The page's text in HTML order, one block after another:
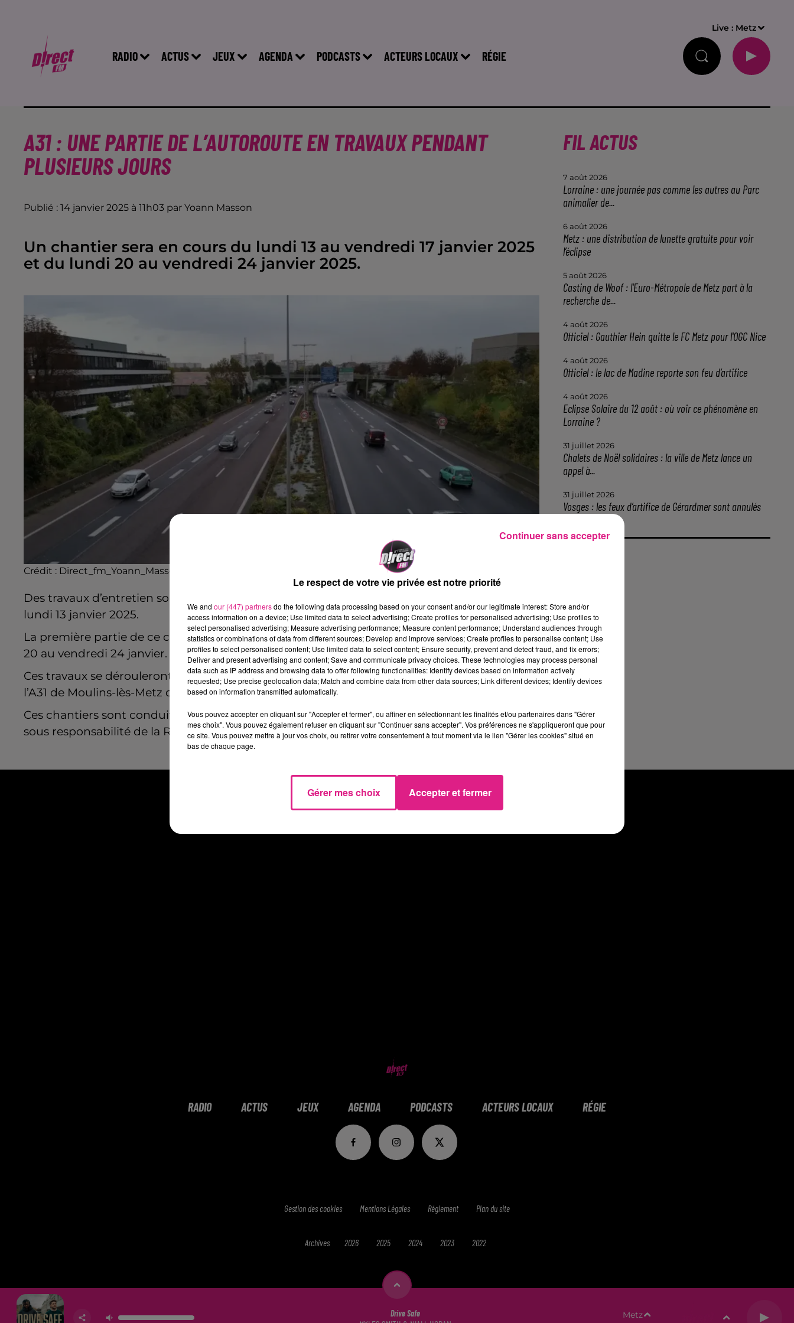
RADIO ACTUS JEUX AGENDA PODCASTS ACTEURS LOCAUX RÉGIE
Live : Metz
A31 : UNE PARTIE DE L’AUTOROUTE EN TRAVAUX PENDANT
PLUSIEURS JOURS
Publié : 14 janvier 2025 à 11h03 par Yoann Masson
Un chantier sera en cours du lundi 13 au vendredi 17 janvier 2025
et du lundi 20 au vendredi 24 janvier 2025.
Crédit : Direct_fm_Yoann_Masson
Des travaux d’entretien sont en cours sur l’A31 à la hauteur de
lundi 13 janvier 2025.
La première partie de ce chantier s’arrêtera levendredi 17 janvier, pour reprendre du lundi
20 au vendredi 24 janvier.
Ces travaux se dérouleront de jour, entre 9h et 15h, avec la fermeture de la bretelle d’accès à
l’A31 de Moulins-lès-Metz dans le sensMetz > Nancy.
Ces chantiers sont conduits par laDirection Interdépartementale des Routes Est, placée
sous responsabilité de la Région Grand Est depuis le 1er janvier 2025.
FIL ACTUS
7 août 2026
Lorraine : une journée pas comme les autres au Parc
animalier de...
6 août 2026
Metz : une distribution de lunette gratuite pour voir
l’éclipse
5 août 2026
Casting de Woof : l'Euro-Métropole de Metz part à la
recherche de...
4 août 2026
Officiel : Gauthier Hein quitte le FC Metz pour l'OGC Nice
4 août 2026
Officiel : le lac de Madine reporte son feu d’artifice
4 août 2026
Eclipse Solaire du 12 août : où voir ce phénomène en
Lorraine ?
31 juillet 2026
Chalets de Noël solidaires : la ville de Metz lance un
appel à...
31 juillet 2026
Vosges : les feux d’artifice de Gérardmer sont annulés
RADIO ACTUS JEUX AGENDA PODCASTS ACTEURS LOCAUX RÉGIE
Drive Safe Metz
Gestion des cookies Mentions Légales Réglement Plan du site
Archives 2026 2025 2024 2023 2022
Le respect de votre vie privée est notre priorité
We and our (447) partnersdo the following data processing based on your consent and/or our legitimate interest: Store and/or
access information on a device; Use limited data to select advertising; Create profiles for personalised advertising; Use profiles to
select personalised advertising; Measure advertising performance; Measure content performance; Understand audiences through
statistics or combinations of data from different sources; Develop and improve services; Create profiles to personalise content; Use
profiles to select personalised content; Use limited data to select content; Ensure security, prevent and detect fraud, and fix errors;
Deliver and present advertising and content; Save and communicate privacy choices. These technologies may process personal
data such as IP address and browsing data to offer following functionalities: Identify devices based on information actively
requested; Use precise geolocation data; Match and combine data from other data sources; Link different devices; Identify devices
based on information transmitted automatically.
Vous pouvez accepter en cliquant sur "Accepter et fermer", ou affiner en sélectionnant les finalités et/ou partenaires dans "Gérer
mes choix". Vous pouvez également refuser en cliquant sur "Continuer sans accepter". Vos préférences ne s'appliqueront que pour
ce site. Vous pouvez mettre à jour vos choix, ou retirer votre consentement à tout moment via le lien "Gérer les cookies" situé en
bas de chaque page.
Gérer mes choix Accepter et fermer
Continuer sans accepter